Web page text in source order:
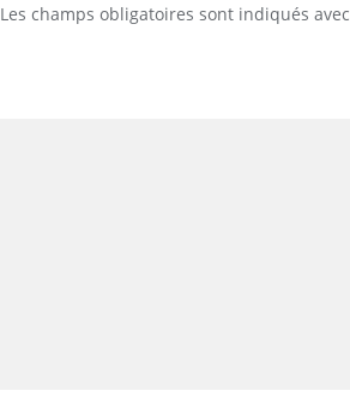
Les champs obligatoires sont indiqués avec